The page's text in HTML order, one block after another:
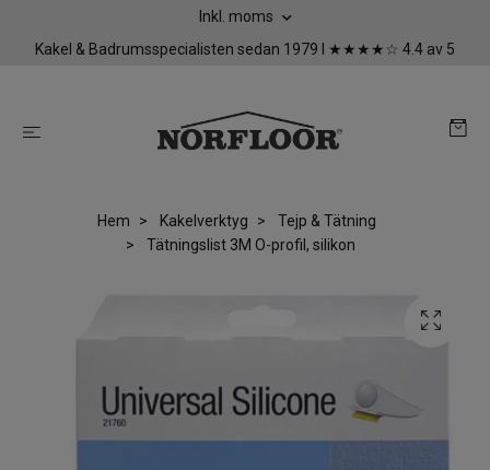
Inkl. moms
Kakel & Badrumsspecialisten sedan 1979 I ★★★★☆ 4.4 av 5
Hem Kakelverktyg
Tejp & Tätning
Tätningslist 3M O-profil, silikon